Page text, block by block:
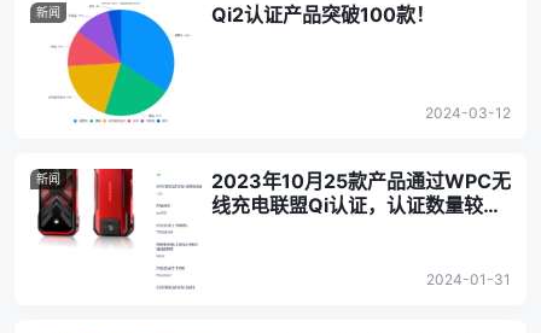
新闻 Qi2认证产品突破100款！
2024-03-12
新闻
2023年10月25款产品通过WPC无
线充电联盟Qi认证，认证数量较之
2024-01-31